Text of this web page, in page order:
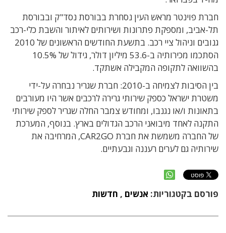
חברת פוינטר מראש העין נסחרת בבורסת נסד"ק ובבורסת
תל-אביב, ומספקת פתרונות ושירותים לאיתור והשבת כלי-רכב
גנובים וניהול ציי רכב. בתשעת החודשים הראשונים של 2010
הסתכמו מכירותיה ב-53.6 מיליון דולר, גידול של 10.5%
בהשוואה לתקופה המקבילה אשתקד.
בין הסיבות לצמיחה ב-2010: חברת שגריר נבחרה על-ידי
משטרת ישראל כספק שירותי גרירה לרכבים אשר היו מעורבים
בתאונות ו/או נגנבו, ומחודש צמבר החלה שגריר לספק שירותי
התקנה לאחד מיבואני הרכב הגדולים בארץ. בנוסף, המערכת
של החברה משמשת את חברת CAR2GO, המרחיבה את
שירותיה גם לערים רעננה וגבעתיים.
פורסם בקטגוריות: אנשים , חדשות